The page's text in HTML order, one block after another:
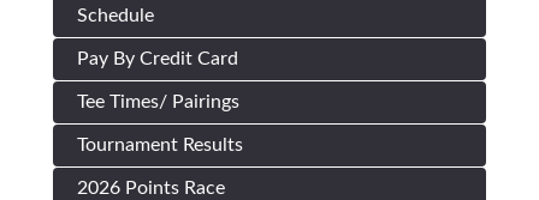
Schedule
Pay By Credit Card
Tee Times/ Pairings
Tournament Results
2026 Points Race